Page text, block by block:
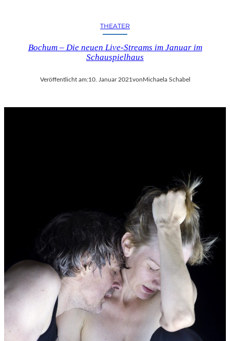
THEATER
Bochum – Die neuen Live-Streams im Januar im
Schauspielhaus
Veröffentlicht am:10. Januar 2021vonMichaela Schabel